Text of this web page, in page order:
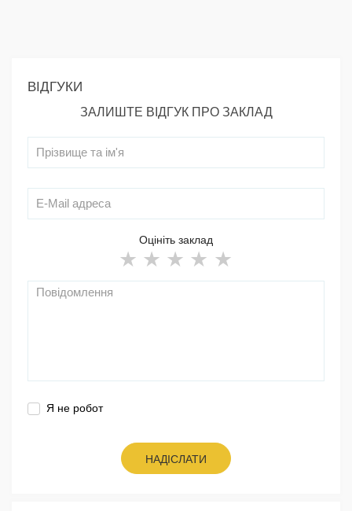
ВІДГУКИ
ЗАЛИШТЕ ВІДГУК ПРО ЗАКЛАД
Оцініть заклад
Я не робот
НАДІСЛАТИ